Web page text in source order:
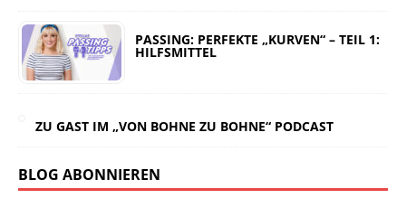
PASSING: PERFEKTE „KURVEN“ – TEIL 1:
HILFSMITTEL
ZU GAST IM „VON BOHNE ZU BOHNE“ PODCAST
BLOG ABONNIEREN